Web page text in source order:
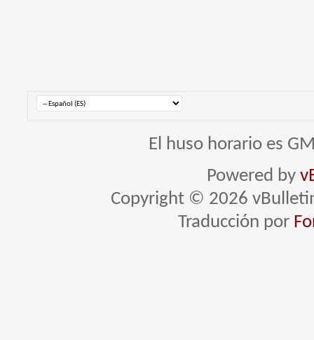
El huso horario es
Powered by
Copyright © 2026
Traducción por